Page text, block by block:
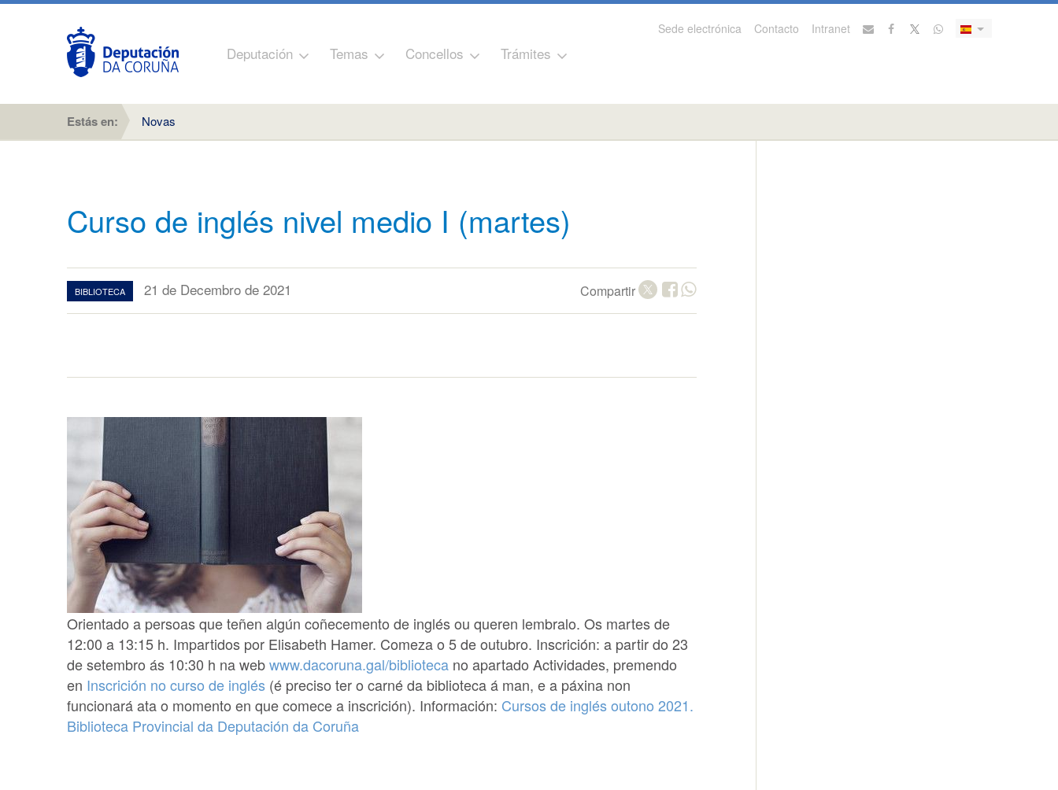
Sede electrónica Contacto Intranet
Deputación Temas Concellos Trámites
Estás en: Novas
Curso de inglés nivel medio I (martes)
BIBLIOTECA 21 de Decembro de 2021 Compartir
Orientado a persoas que teñen algún coñecemento de inglés ou queren lembralo. Os martes de
12:00 a 13:15 h. Impartidos por Elisabeth Hamer. Comeza o 5 de outubro. Inscrición: a partir do 23
de setembro ás 10:30 h na webwww.dacoruna.gal/bibliotecano apartado Actividades, premendo
en Inscrición no curso de inglés(é preciso ter o carné da biblioteca á man, e a páxina non
funcionará ata o momento en que comece a inscrición). Información: Cursos de inglés outono 2021.
Biblioteca Provincial da Deputación da Coruña